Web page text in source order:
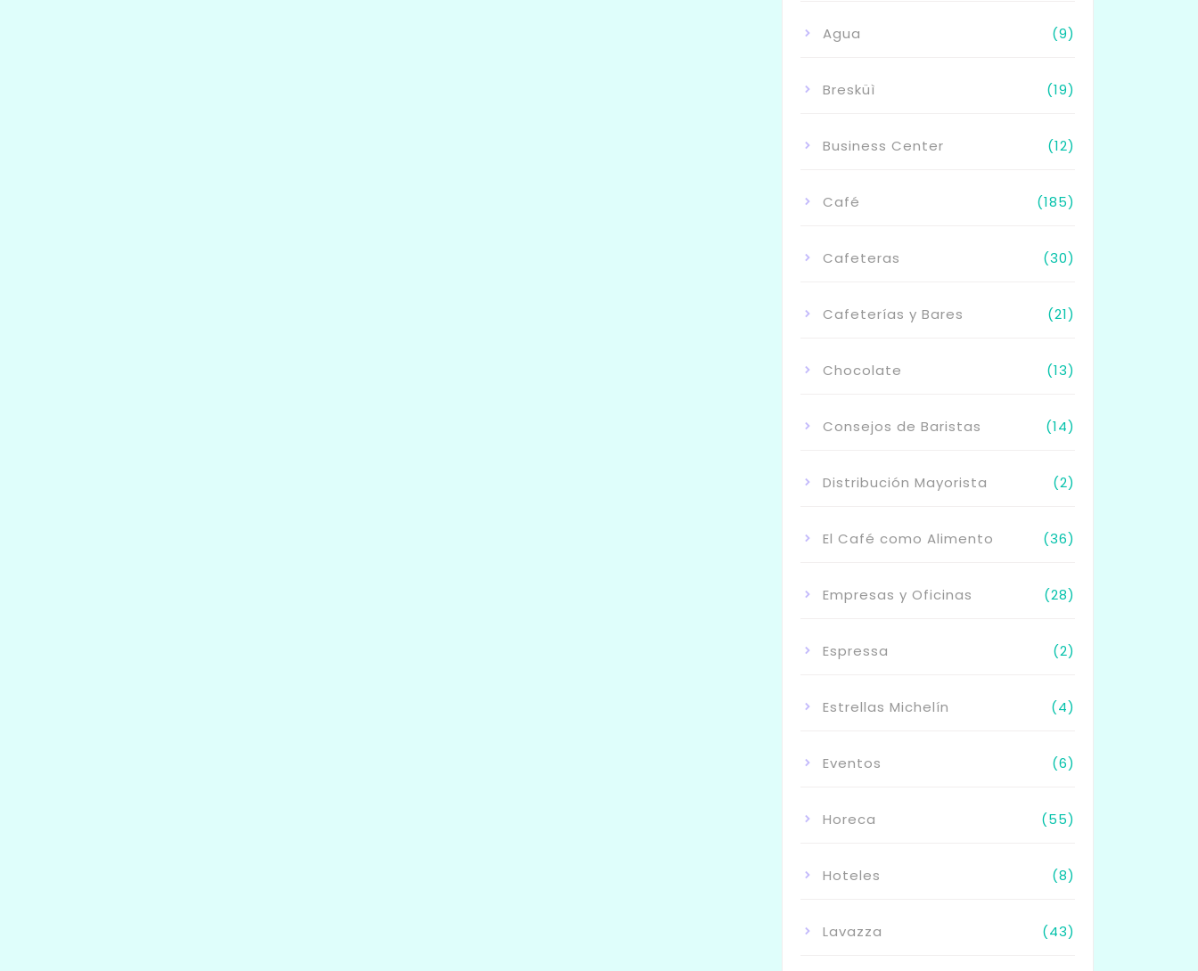
Agua (9)
Bresküì (19)
Business Center (12)
Café (185)
Cafeteras (30)
Cafeterías y Bares (21)
Chocolate (13)
Consejos de Baristas (14)
Distribución Mayorista (2)
El Café como Alimento (36)
Empresas y Oficinas (28)
Espressa (2)
Estrellas Michelín (4)
Eventos (6)
Horeca (55)
Hoteles (8)
Lavazza (43)